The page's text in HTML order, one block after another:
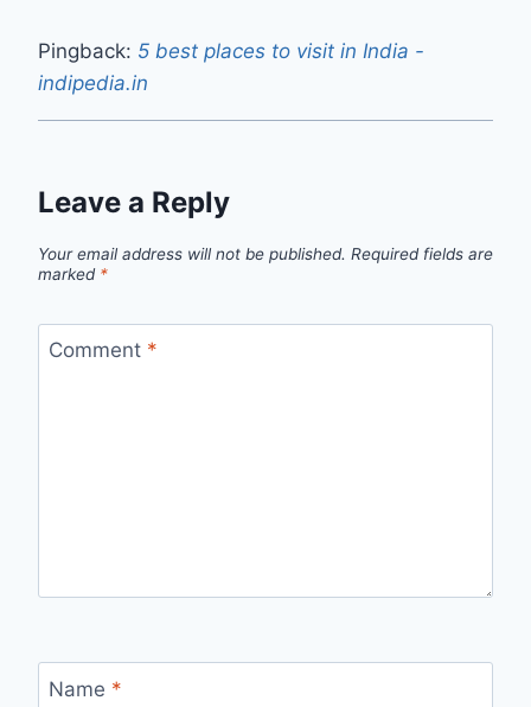
Pingback: 5 best places to visit in India -
indipedia.in
Leave a Reply
Your email address will not be published. Required fields are
marked *
Comment *
Name *